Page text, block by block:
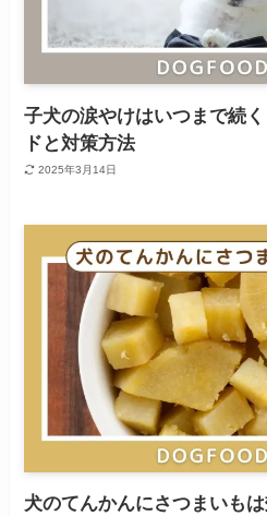
子犬の涙やけはいつまで続
ドと対策方法
2025年3月14日
犬のてんかんにさつまいも